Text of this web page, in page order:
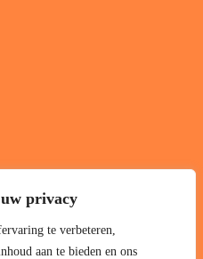
privacy
te verbeteren,
aan te bieden en ons